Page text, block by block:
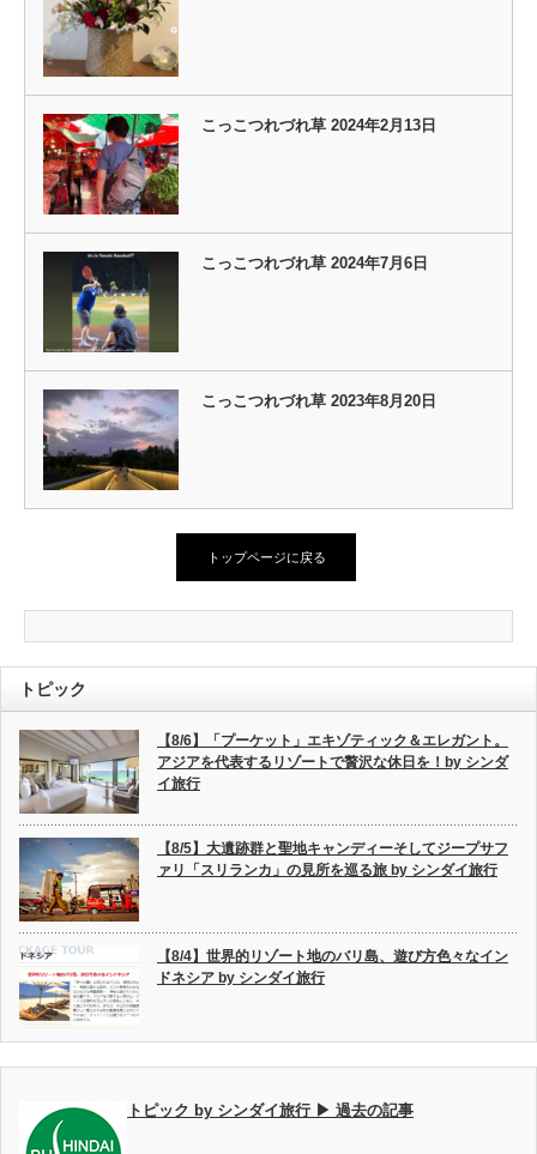
こっこつれづれ草 2024年2月13日
こっこつれづれ草 2024年7月6日
こっこつれづれ草 2023年8月20日
トップページに戻る
トピック
【8/6】「プーケット」エキゾティック＆エレガント。
アジアを代表するリゾートで贅沢な休日を！by シンダ
イ旅行
【8/5】大遺跡群と聖地キャンディーそしてジープサフ
ァリ「スリランカ」の見所を巡る旅 by シンダイ旅行
【8/4】世界的リゾート地のバリ島、遊び方色々なイン
ドネシア by シンダイ旅行
トピック by シンダイ旅行 ▶ 過去の記事